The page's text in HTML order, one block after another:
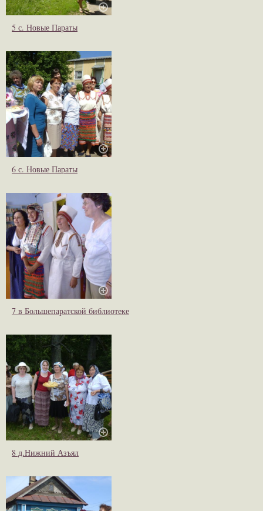
5 с. Новые Параты
6 с. Новые Параты
7 в Большепаратской библиотеке
8 д.Нижний Азъял